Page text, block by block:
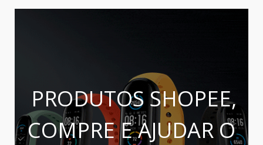
PRODUTOS SHOPEE,
COMPRE E AJUDAR O